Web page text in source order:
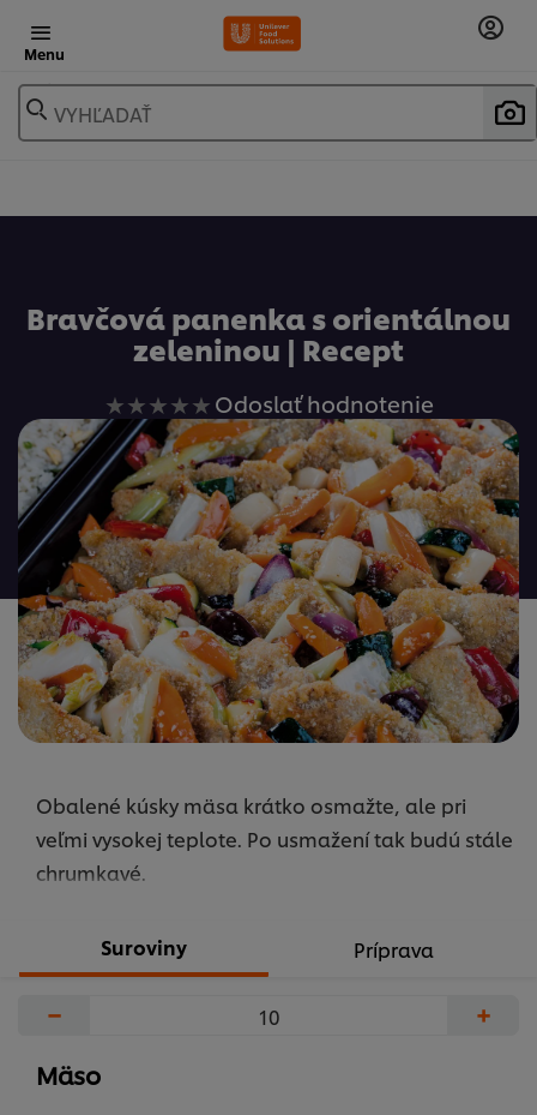
Menu
VYHĽADAŤ
Bravčová panenka s orientálnou
zeleninou | Recept
Pre
túto
recipe
neboli
odoslané
žiadne
hodnotenia
Odoslať hodnotenie
Obalené kúsky mäsa krátko osmažte, ale pri
veľmi vysokej teplote. Po usmažení tak budú stále
chrumkavé.
Suroviny Príprava
− +
Mäso